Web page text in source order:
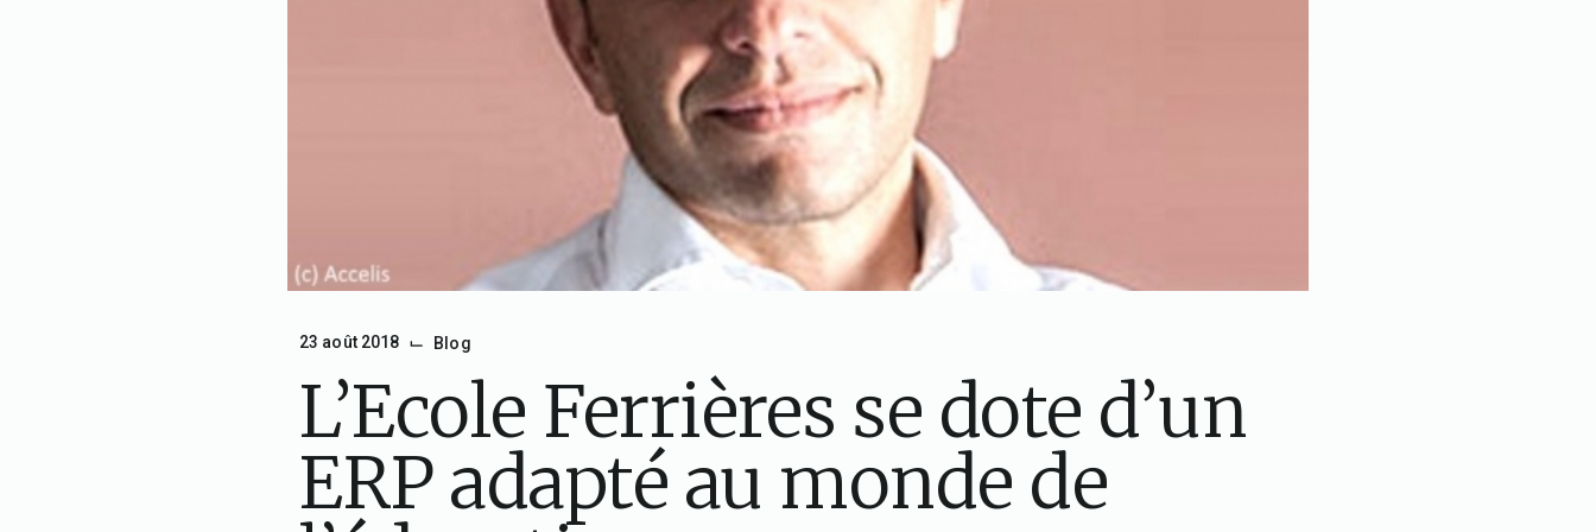
23 août 2018 ⌙ Blog
L’Ecole Ferrières se dote d’un
ERP adapté au monde de